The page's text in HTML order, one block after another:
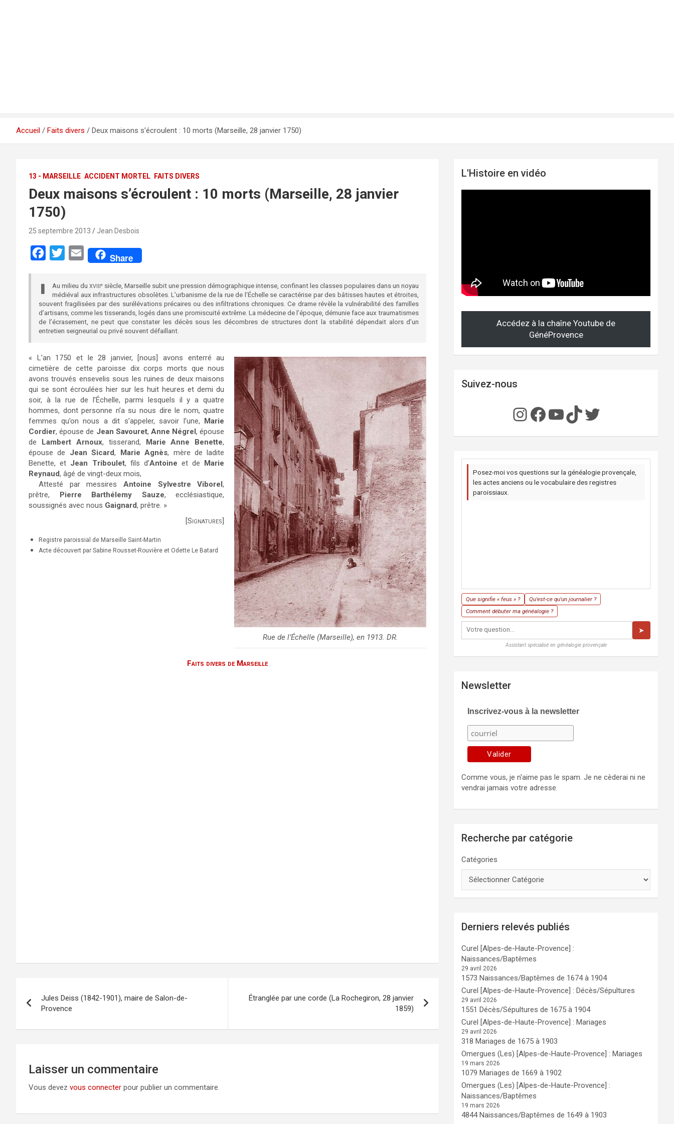
Accueil Faits divers Deux mai­sons s’é­crou­lent : 10 morts (Mar­seille, 28 jan­vier 1750)
13 - MARSEILLE ACCIDENT MORTEL FAITS DIVERS
Deux mai­sons s’é­crou­lent : 10 morts (Mar­seille, 28 jan­vier
1750)
25 septembre 2013 Jean Desbois
b
o
k
i
t
t
e
E
a
i
l
Share
❚ Au milieu duXVIIIe siècle, Marseille subit une pression démographique intense, confinant les classes populaires dans un noyau
médiéval aux infrastructures obsolètes. L’urbanisme de la rue de l’Échelle se caractérise par des bâtisses hautes et étroites,
souvent fragilisées par des surélévations précaires ou des infiltrations chroniques. Ce drame révèle la vulnérabilité des familles
d’artisans, comme les tisserands, logés dans une promiscuité extrême. La médecine de l’époque, démunie face aux traumatismes
de l’écrasement, ne peut que constater les décès sous les décombres de structures dont la stabilité dépendait alors d’un
entretien seigneurial ou privé souvent défaillant.
Rue de l’Échelle (Marseille), en 1913. DR.
« L’an 1750 et le 28 janvier, [nous] avons enterré au
cimetière de cette paroisse dix corps morts que nous
avons trouvés ensevelis sous les ruines de deux maisons
qui se sont écroulées hier sur les huit heures et demi du
soir, à la rue de l’Échelle, parmi lesquels il y a quatre
hommes, dont personne n’a su nous dire le nom, quatre
femmes qu’on nous a dit s’appeler, savoir l’une, Marie
Cordier, épouse de Jean Savouret, Anne Négrel, épouse
de Lambert Arnoux, tisserand, Marie Anne Benette,
épouse de Jean Sicard, Marie Agnès, mère de ladite
Benette, et Jean Triboulet, fils d’Antoine et de Marie
Reynaud, âgé de vingt-deux mois,
Attesté par messires Antoine Sylvestre Viborel,
prêtre, Pierre Barthélemy Sauze, ecclésiastique,
soussignés avec nous Gaignard, prêtre. »
[Signatures]
Registre paroissial de Marseille Saint-Martin
Acte découvert par Sabine Rousset-Rouvière et Odette Le Batard
Faits divers de Marseille
Navigation
Jules Deiss (1842-1901), maire de Salon-de-
Provence
Étran­glée par une cor­de (La Ro­che­gi­ron, 28 jan­vier
1859)
Laisser un commentaire
Vous devez vous connecter pour publier un commentaire.
L'Histoire en vidéo
Accédez à la chaîne Youtube de
GénéProvence
Suivez-nous
Instagram
Facebook
YouTube
TikTok
Twitter
Posez-moi vos questions sur la généalogie provençale,
les actes anciens ou le vocabulaire des registres
paroissiaux.
Que signifie « feus » ?
Qu'est-ce qu'un journalier ?
Comment débuter ma généalogie ?
➤
Assistant spécialisé en généalogie provençale
Newsletter
Inscrivez-vous à la newsletter
Comme vous, je n'aime pas le spam. Je ne cèderai ni ne
vendrai jamais votre adresse.
Recherche par catégorie
Catégories
Derniers relevés publiés
Curel [Alpes-de-Haute-Provence] :
Naissances/Baptêmes
29 avril 2026
1573 Naissances/Baptêmes de 1674 à 1904
Curel [Alpes-de-Haute-Provence] : Décès/Sépultures
29 avril 2026
1551 Décès/Sépultures de 1675 à 1904
Curel [Alpes-de-Haute-Provence] : Mariages
29 avril 2026
318 Mariages de 1675 à 1903
Omergues (Les) [Alpes-de-Haute-Provence] : Mariages
19 mars 2026
1079 Mariages de 1669 à 1902
Omergues (Les) [Alpes-de-Haute-Provence] :
Naissances/Baptêmes
19 mars 2026
4844 Naissances/Baptêmes de 1649 à 1903